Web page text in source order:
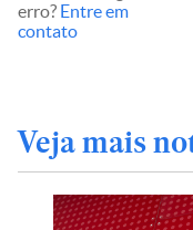
erro? Entre em
contato
Veja mais